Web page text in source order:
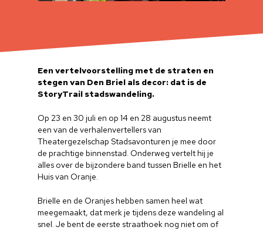
Een vertelvoorstelling met de straten en
stegen van Den Briel als decor: dat is de
StoryTrail stadswandeling.
Op 23 en 30 juli en op 14 en 28 augustus neemt
een van de verhalenvertellers van
Theatergezelschap Stadsavonturen je mee door
de prachtige binnenstad. Onderweg vertelt hij je
alles over de bijzondere band tussen Brielle en het
Huis van Oranje.
Brielle en de Oranjes hebben samen heel wat
meegemaakt, dat merk je tijdens deze wandeling al
snel. Je bent de eerste straathoek nog niet om of